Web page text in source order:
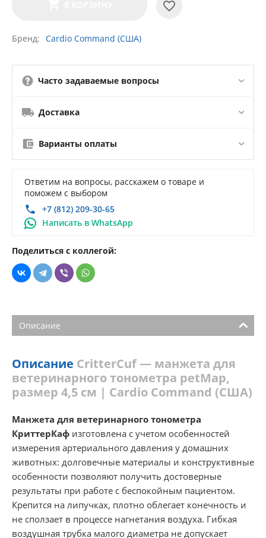
Бренд Cardio Command (США)
Часто задаваемые вопросы
Доставка
Варианты оплаты
Ответим на вопросы, расскажем о товаре и
поможем с выбором
+7 (812) 209-30-65
Написать в WhatsApp
Поделиться с коллегой:
Описание
Описание CritterCuf — манжета для
ветеринарного тонометра petMap,
размер 4,5 см | Cardio Command (США)
Манжета для ветеринарного тонометра
КриттерКаф изготовлена с учетом особенностей
измерения артериального давления у домашних
животных: долговечные материалы и конструктивные
особенности позволяют получить достоверные
результаты при работе с беспокойным пациентом.
Крепится на липучках, плотно облегает конечность и
не сползает в процессе нагнетания воздуха. Гибкая
воздушная трубка малого диаметра не допускает